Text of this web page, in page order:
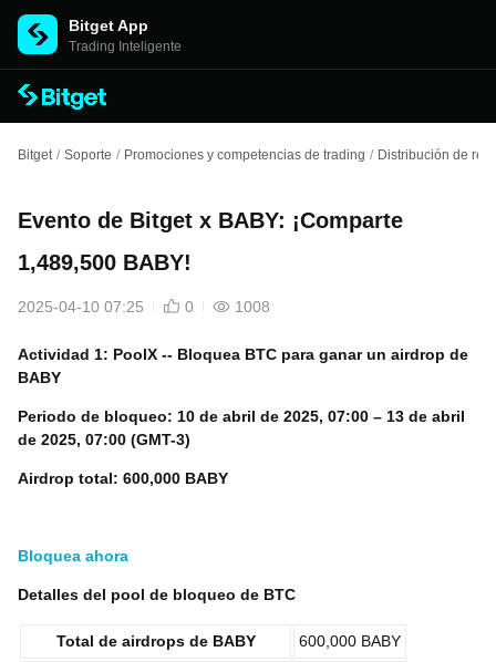
Bitget App
Trading Inteligente
Bitget / Soporte / Promociones y competencias de trading / Distribución de
Evento de Bitget x BABY: ¡Comparte
1,489,500 BABY!
2025-04-10 07:25 0 1008
Actividad 1: PoolX -- Bloquea BTC para ganar un airdrop de
BABY
Periodo de bloqueo: 10 de abril de 2025, 07:00 – 13 de abril
de 2025, 07:00 (GMT-3)
Airdrop total: 600,000 BABY
Bloquea ahora
Detalles del pool de bloqueo de BTC
Total de airdrops de BABY 600,000 BABY